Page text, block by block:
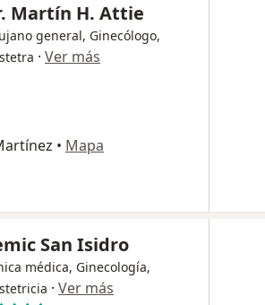
Martín H. Attie
general, Ginecólogo,
· Ver más
• Mapa
San Isidro
médica, Ginecología,
· Ver más